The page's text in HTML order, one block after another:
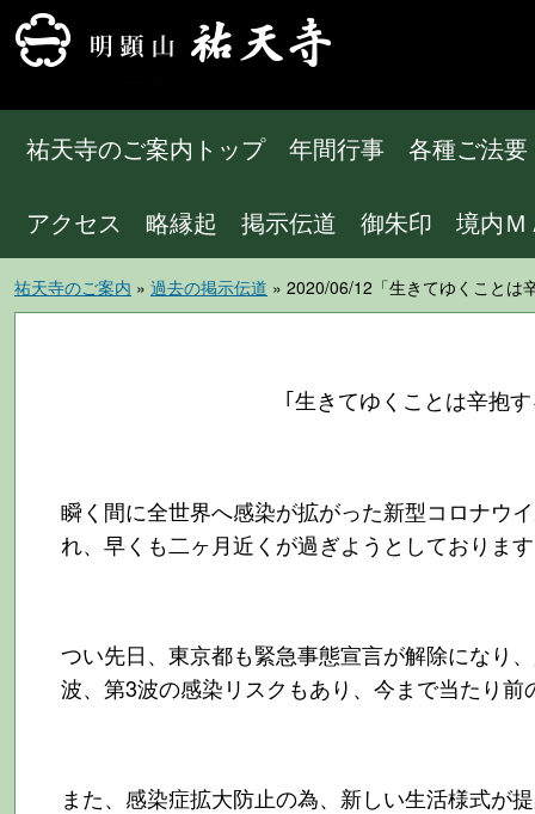
祐天寺のご案内トップ 年間行事 各種ご法要
アクセス 略縁起 掲示伝道 御朱印 境内Ｍ
祐天寺のご案内 » 過去の掲示伝道 » 2020/06/12「生きてゆくこと
｢生きてゆくことは辛抱
瞬く間に全世界へ感染が拡がった新型コロナウ
れ、早くも二ヶ月近くが過ぎようとしておりま
つい先日、東京都も緊急事態宣言が解除になり
波、第3波の感染リスクもあり、今まで当たり
また、感染症拡大防止の為、新しい生活様式が